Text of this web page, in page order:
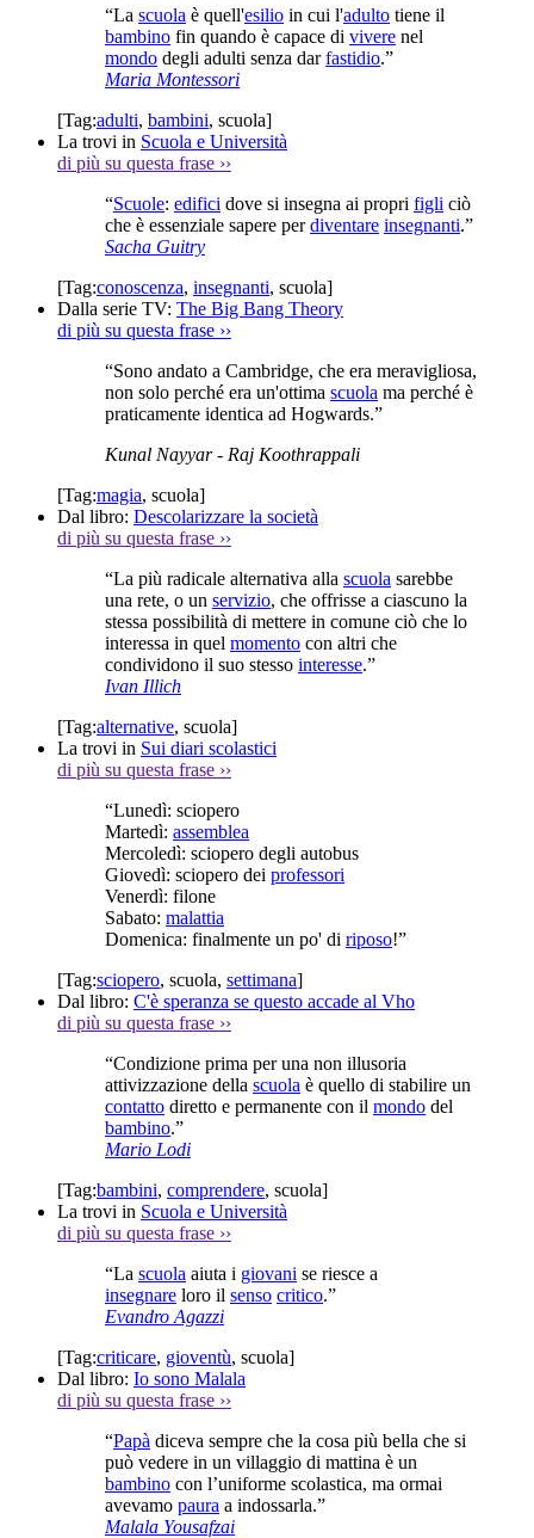
“La scuola è quell'esilio in cui l'adulto tiene il
bambino fin quando è capace di vivere nel
mondo degli adulti senza darfastidio.”
Maria Montessori
[Tag:adulti, bambini, scuola]
La trovi in Scuola e Università
di più su questa frase ››
“Scuole: edifici dove si insegna ai propri figli ciò
che è essenziale sapere perdiventare insegnanti.”
Sacha Guitry
[Tag:conoscenza, insegnanti, scuola]
Dalla serie TV: The Big Bang Theory
di più su questa frase ››
“Sono andato a Cambridge, che era meravigliosa,
non solo perché era un'ottima scuola ma perché è
praticamente identica ad Hogwards.”
Kunal Nayyar- Raj Koothrappali
[Tag:magia, scuola]
Dal libro: Descolarizzare la società
di più su questa frase ››
“La più radicale alternativa alla scuola sarebbe
una rete, o un servizio, che offrisse a ciascuno la
stessa possibilità di mettere in comune ciò che lo
interessa in quel momento con altri che
condividono il suo stesso interesse.”
Ivan Illich
[Tag:alternative, scuola]
La trovi in Sui diari scolastici
di più su questa frase ››
“Lunedì: sciopero
Martedì: assemblea
Mercoledì: sciopero degli autobus
Giovedì: sciopero dei professori
Venerdì: filone
Sabato: malattia
Domenica: finalmente un po' di riposo!”
[Tag:sciopero, scuola, settimana]
Dal libro: C'è speranza se questo accade al Vho
di più su questa frase ››
“Condizione prima per una non illusoria
attivizzazione della scuola è quello di stabilire un
contatto diretto e permanente con il mondo del
bambino.”
Mario Lodi
[Tag:bambini, comprendere, scuola]
La trovi in Scuola e Università
di più su questa frase ››
“La scuola aiuta i giovani se riesce a
insegnare loro il senso critico.”
Evandro Agazzi
[Tag:criticare, gioventù, scuola]
Dal libro: Io sono Malala
di più su questa frase ››
“Papà diceva sempre che la cosa più bella che si
può vedere in un villaggio di mattina è un
bambino con l’uniforme scolastica, ma ormai
avevamo paura a indossarla.”
Malala Yousafzai